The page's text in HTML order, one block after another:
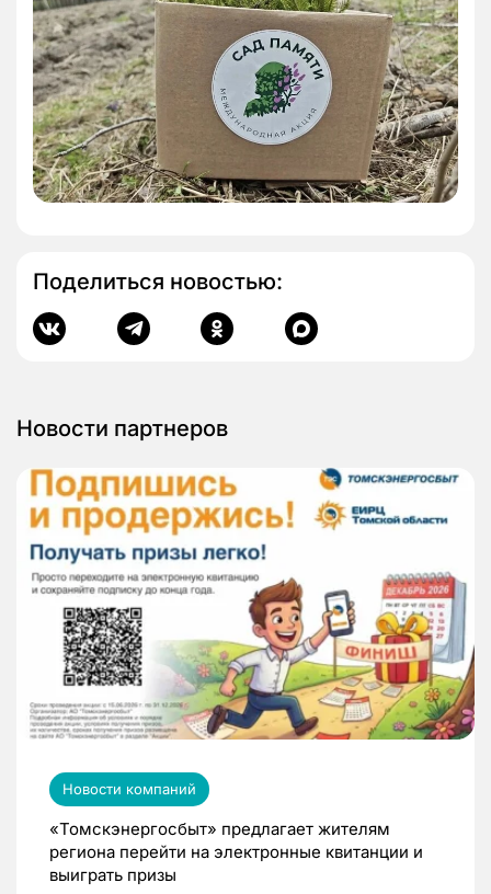
Поделиться новостью:
Новости партнеров
Новости компаний
«Томскэнергосбыт» предлагает жителям
региона перейти на электронные квитанции и
выиграть призы